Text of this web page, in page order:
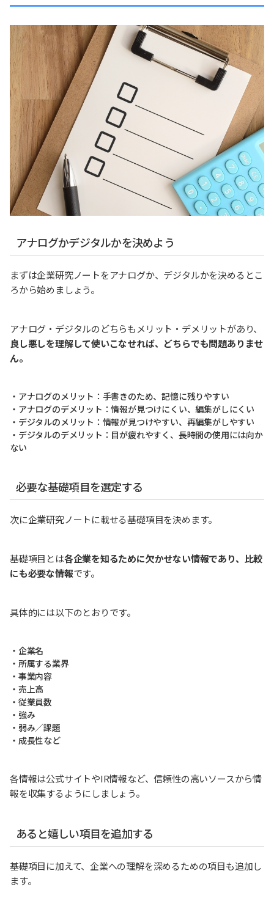
アナログかデジタルかを決めよう
まずは企業研究ノートをアナログか、デジタルかを決めるとこ
ろから始めましょう。
アナログ・デジタルのどちらもメリット・デメリットがあり、
良し悪しを理解して使いこなせれば、どちらでも問題ありませ
ん。
・アナログのメリット：手書きのため、記憶に残りやすい
・アナログのデメリット：情報が見つけにくい、編集がしにくい
・デジタルのメリット：情報が見つけやすい、再編集がしやすい
・デジタルのデメリット：目が疲れやすく、長時間の使用には向か
ない
必要な基礎項目を選定する
次に企業研究ノートに載せる基礎項目を決めます。
基礎項目とは各企業を知るために欠かせない情報であり、比較
にも必要な情報です。
具体的には以下のとおりです。
・企業名
・所属する業界
・事業内容
・売上高
・従業員数
・強み
・弱み／課題
・成長性など
各情報は公式サイトやIR情報など、信頼性の高いソースから情
報を収集するようにしましょう。
あると嬉しい項目を追加する
基礎項目に加えて、企業への理解を深めるための項目も追加し
ます。